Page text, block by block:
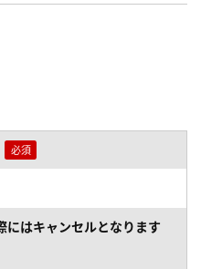
にはキャンセルとなります